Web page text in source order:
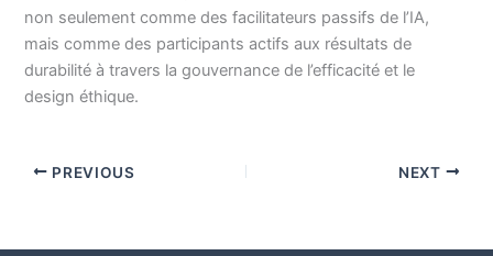
non seulement comme des facilitateurs passifs de l’IA,
mais comme des participants actifs aux résultats de
durabilité à travers la gouvernance de l’efficacité et le
design éthique.
PREVIOUS NEXT